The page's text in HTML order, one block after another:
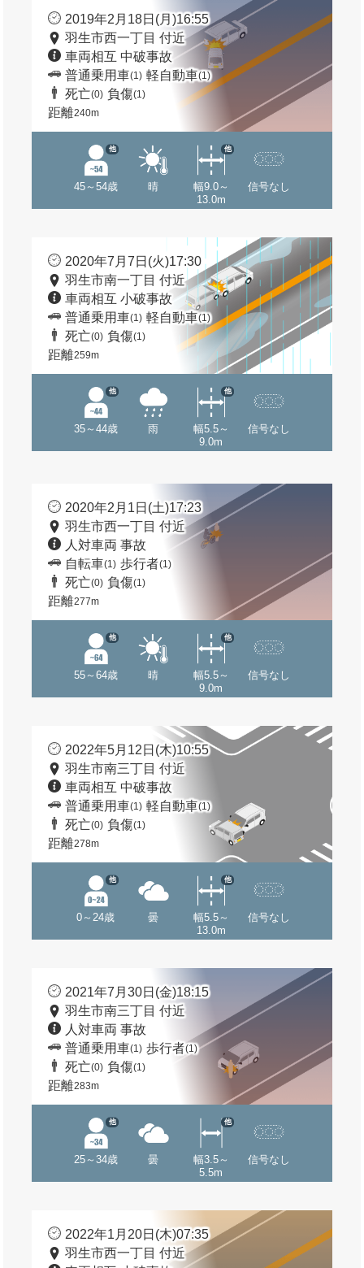
2019年2月18日(月)16:55
羽生市西一丁目 付近
車両相互 中破事故
普通乗用車(1) 軽自動車(1)
死亡(0) 負傷(1)
距離240m
45～54歳
他
晴
幅9.0～
13.0m
他
信号なし
2020年7月7日(火)17:30
羽生市南一丁目 付近
車両相互 小破事故
普通乗用車(1) 軽自動車(1)
死亡(0) 負傷(1)
距離259m
35～44歳
他
雨
幅5.5～
9.0m
他
信号なし
2020年2月1日(土)17:23
羽生市西一丁目 付近
人対車両 事故
自転車(1) 歩行者(1)
死亡(0) 負傷(1)
距離277m
55～64歳
他
晴
幅5.5～
9.0m
他
信号なし
2022年5月12日(木)10:55
羽生市南三丁目 付近
車両相互 中破事故
普通乗用車(1) 軽自動車(1)
死亡(0) 負傷(1)
距離278m
0～24歳
他
曇
幅5.5～
13.0m
他
信号なし
2021年7月30日(金)18:15
羽生市南三丁目 付近
人対車両 事故
普通乗用車(1) 歩行者(1)
死亡(0) 負傷(1)
距離283m
25～34歳
他
曇
幅3.5～
5.5m
他
信号なし
2022年1月20日(木)07:35
羽生市西一丁目 付近